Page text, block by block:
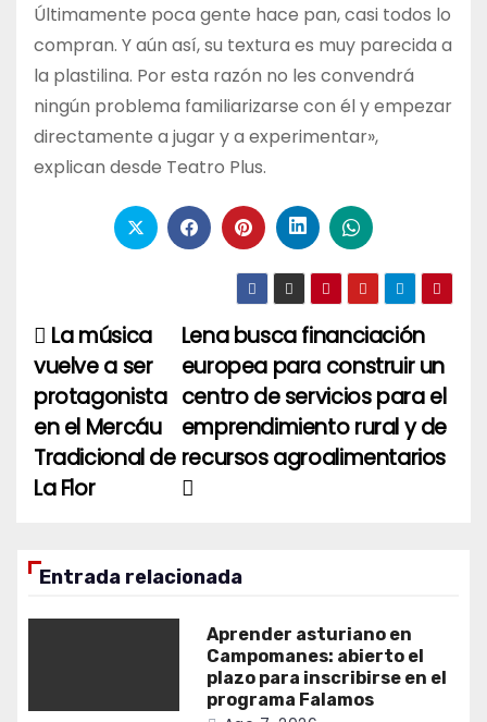
Últimamente poca gente hace pan, casi todos lo
compran. Y aún así, su textura es muy parecida a
la plastilina. Por esta razón no les convendrá
ningún problema familiarizarse con él y empezar
directamente a jugar y a experimentar»,
explican desde Teatro Plus.
Navegación
de
entradas
Lena busca financiación
europea para construir un
centro de servicios para el
emprendimiento rural y de
recursos agroalimentarios
La música
vuelve a ser
protagonista
en el Mercáu
Tradicional de
La Flor
Entrada relacionada
Aprender asturiano en
Campomanes: abierto el
plazo para inscribirse en el
programa Falamos